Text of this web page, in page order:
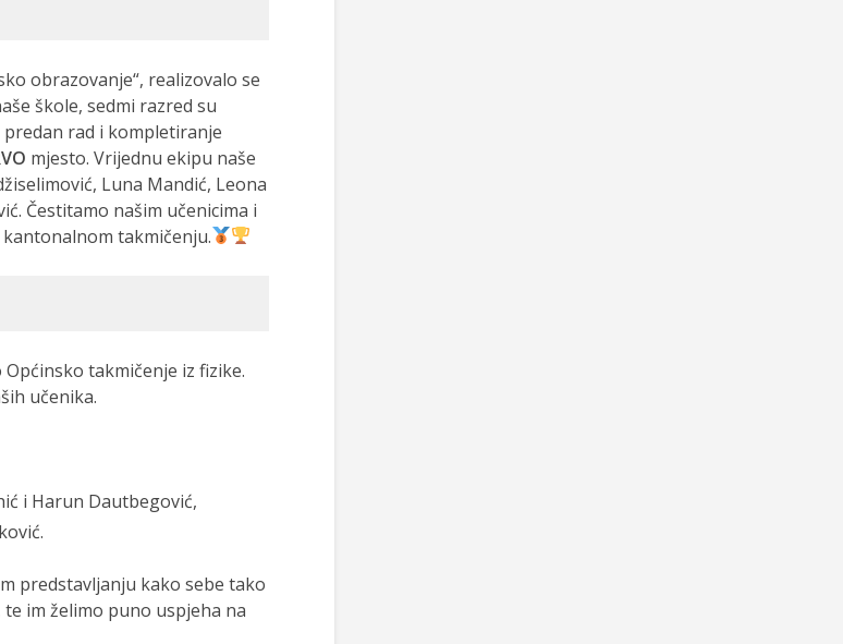
obrazovanje“, realizovalo se
škole, sedmi razred su
predan rad i kompletiranje
mjesto. Vrijednu ekipu naše
Luna Mandić, Leona
Čestitamo našim učenicima i
takmičenju.
takmičenje iz fizike.
učenika.
i Harun Dautbegović,
predstavljanju kako sebe tako
im želimo puno uspjeha na